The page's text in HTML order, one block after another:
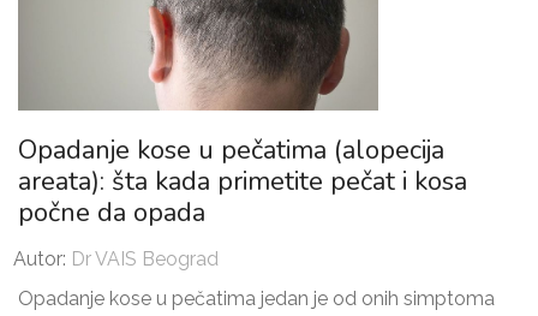
Opadanje kose u pečatima (alopecija
areata): šta kada primetite pečat i kosa
počne da opada
Autor: Dr VAIS Beograd
Opadanje kose u pečatima jedan je od onih simptoma